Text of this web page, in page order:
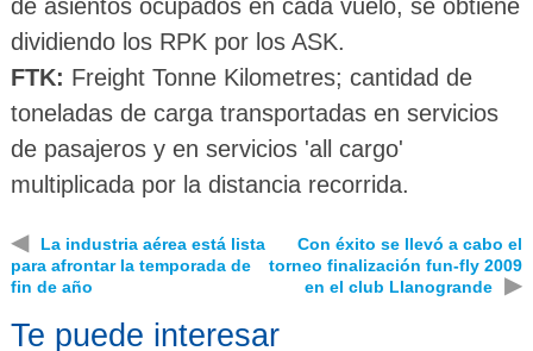
de asientos ocupados en cada vuelo, se obtiene
dividiendo los RPK por los ASK.
FTK: Freight Tonne Kilometres; cantidad de
toneladas de carga transportadas en servicios
de pasajeros y en servicios 'all cargo'
multiplicada por la distancia recorrida.
◀
La industria aérea está lista
para afrontar la temporada de
fin de año
Con éxito se llevó a cabo el
torneo finalización fun-fly 2009
en el club Llanogrande
▶
Te puede interesar